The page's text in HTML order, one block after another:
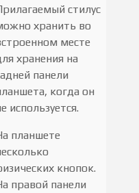
стилус
хранить во
месте
хранения на
панели
когда он
используется.
планшете
кнопок.
правой панели